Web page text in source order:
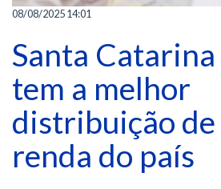
08/08/2025 14:01
Santa Catarina
tem a melhor
distribuição de
renda do país